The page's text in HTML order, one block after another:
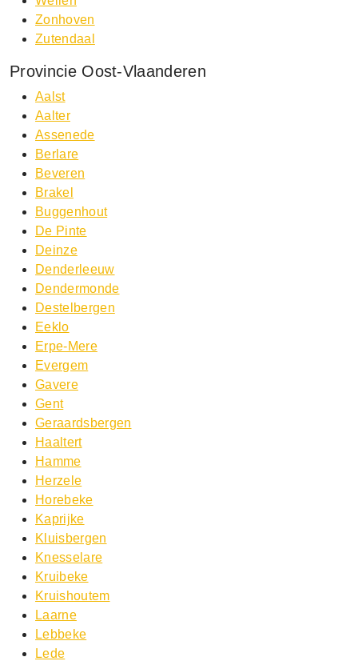
Zonhoven
Zutendaal
Provincie Oost-Vlaanderen
Aalst
Aalter
Assenede
Berlare
Beveren
Brakel
Buggenhout
De Pinte
Deinze
Denderleeuw
Dendermonde
Destelbergen
Eeklo
Erpe-Mere
Evergem
Gavere
Gent
Geraardsbergen
Haaltert
Hamme
Herzele
Horebeke
Kaprijke
Kluisbergen
Knesselare
Kruibeke
Kruishoutem
Laarne
Lebbeke
Lede